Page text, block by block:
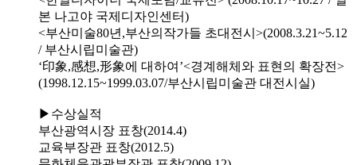
본 나고야 국제디자인센터)
<부산미술80년,부산의작가들 초대전시>(2008.3.21~5.12
/ 부산시립미술관)
‘印象,感想,形象에 대하여’<경계해체와 표현의 확장전>
(1998.12.15~1999.03.07/부산시립미술관 대전시실)
▶수상실적
부산광역시장 표창(2014.4)
교육부장관 표창(2012.5)